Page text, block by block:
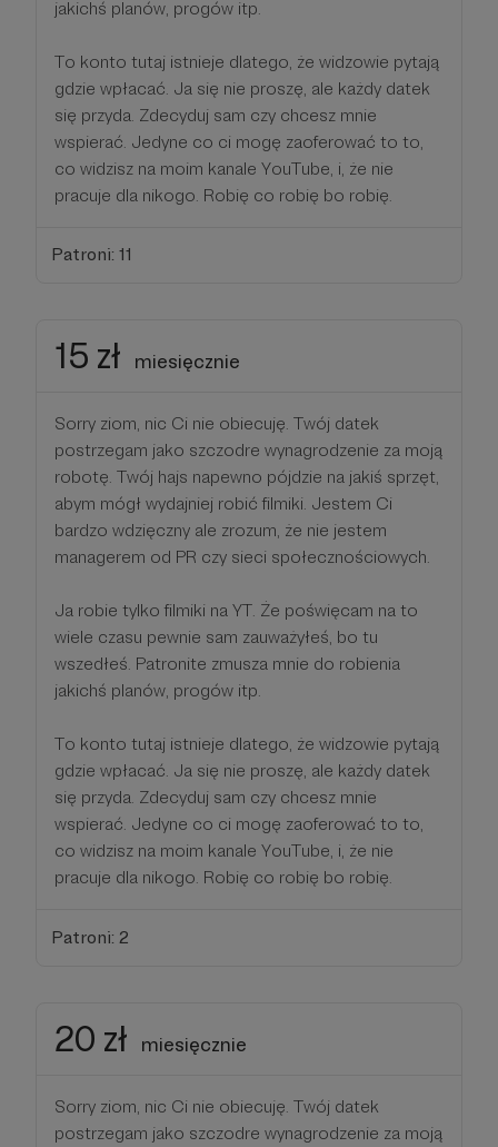
jakichś planów, progów itp.
To konto tutaj istnieje dlatego, że widzowie pytają
gdzie wpłacać. Ja się nie proszę, ale każdy datek
się przyda. Zdecyduj sam czy chcesz mnie
wspierać. Jedyne co ci mogę zaoferować to to,
co widzisz na moim kanale YouTube, i, że nie
pracuje dla nikogo. Robię co robię bo robię.
Patroni: 11
15 zł miesięcznie
Sorry ziom, nic Ci nie obiecuję. Twój datek
postrzegam jako szczodre wynagrodzenie za moją
robotę. Twój hajs napewno pójdzie na jakiś sprzęt,
abym mógł wydajniej robić filmiki. Jestem Ci
bardzo wdzięczny ale zrozum, że nie jestem
managerem od PR czy sieci społecznościowych.
Ja robie tylko filmiki na YT. Że poświęcam na to
wiele czasu pewnie sam zauważyłeś, bo tu
wszedłeś. Patronite zmusza mnie do robienia
jakichś planów, progów itp.
To konto tutaj istnieje dlatego, że widzowie pytają
gdzie wpłacać. Ja się nie proszę, ale każdy datek
się przyda. Zdecyduj sam czy chcesz mnie
wspierać. Jedyne co ci mogę zaoferować to to,
co widzisz na moim kanale YouTube, i, że nie
pracuje dla nikogo. Robię co robię bo robię.
Patroni: 2
20 zł miesięcznie
Sorry ziom, nic Ci nie obiecuję. Twój datek
postrzegam jako szczodre wynagrodzenie za moją